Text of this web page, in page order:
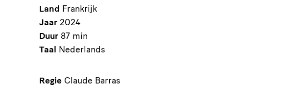
Land Frankrijk
Jaar 2024
Duur 87 min
Taal Nederlands
Regie Claude Barras